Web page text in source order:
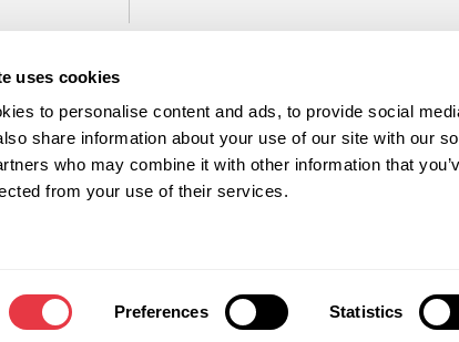
uses cookies
to personalise content and ads, to provide social
share information about your use of our site with our
who may combine it with other information that
from your use of their services.
Preferences Statistics